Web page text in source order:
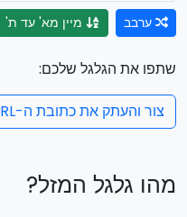
שתפו את הגלגל שלכם:
צור והעתק את כתובת ה-URL של הגלגל שלכם
מהו גלגל המזל?